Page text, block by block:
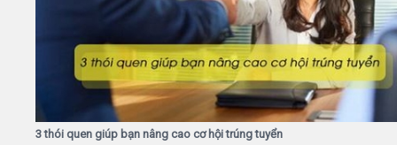
3 thói quen giúp bạn nâng cao cơ hội trúng tuyển